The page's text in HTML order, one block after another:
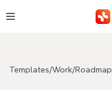
Templates/Work/Roadmap